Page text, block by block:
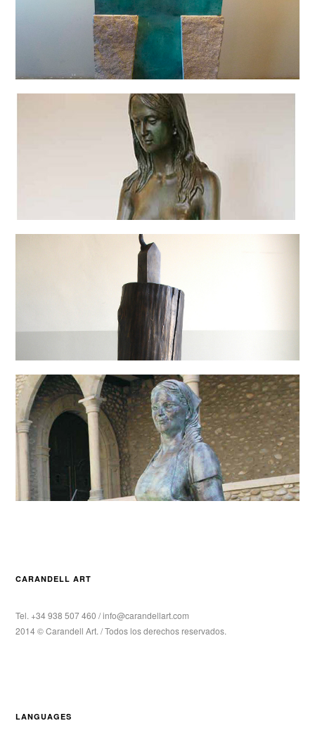
CARANDELL ART
Tel. +34 938 507 460 / info@carandellart.com
2014 © Carandell Art. / Todos los derechos reservados.
LANGUAGES